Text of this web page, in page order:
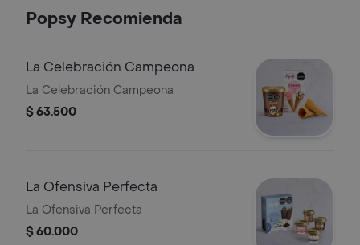
Popsy Recomienda
La Celebración Campeona
La Celebración Campeona
$ 63.500
La Ofensiva Perfecta
La Ofensiva Perfecta
$ 60.000